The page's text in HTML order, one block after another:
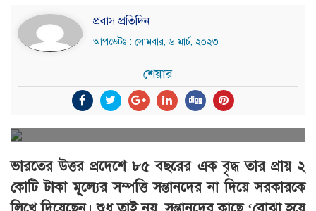
প্রবাস প্রতিদিন
আপডেটঃ : সোমবার, ৬ মার্চ, ২০২৩
শেয়ার
ভারতের উত্তর প্রদেশে ৮৫ বছরের এক বৃদ্ধ তার প্রায় ২
কোটি টাকা মূল্যের সম্পত্তি সন্তানদের না দিয়ে সরকারকে